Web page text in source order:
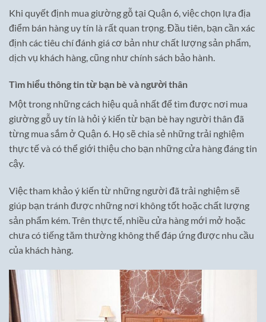
Khi quyết định mua giường gỗ tại Quận 6, việc chọn lựa địa
điểm bán hàng uy tín là rất quan trọng. Đầu tiên, bạn cần xác
định các tiêu chí đánh giá cơ bản như chất lượng sản phẩm,
dịch vụ khách hàng, cũng như chính sách bảo hành.
Tìm hiểu thông tin từ bạn bè và người thân
Một trong những cách hiệu quả nhất để tìm được nơi mua
giường gỗ uy tín là hỏi ý kiến từ bạn bè hay người thân đã
từng mua sắm ở Quận 6. Họ sẽ chia sẻ những trải nghiệm
thực tế và có thể giới thiệu cho bạn những cửa hàng đáng tin
cậy.
Việc tham khảo ý kiến từ những người đã trải nghiệm sẽ
giúp bạn tránh được những nơi không tốt hoặc chất lượng
sản phẩm kém. Trên thực tế, nhiều cửa hàng mới mở hoặc
chưa có tiếng tăm thường không thể đáp ứng được nhu cầu
của khách hàng.